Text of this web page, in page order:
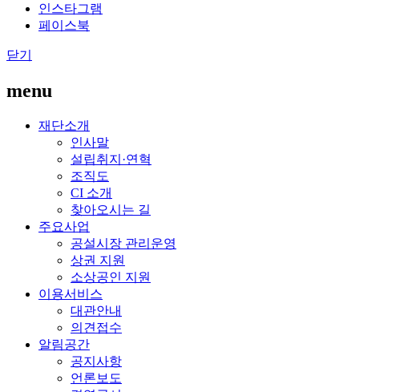
인스타그램
페이스북
닫기
menu
재단소개
인사말
설립취지·연혁
조직도
CI 소개
찾아오시는 길
주요사업
공설시장 관리운영
상권 지원
소상공인 지원
이용서비스
대관안내
의견접수
알림공간
공지사항
언론보도